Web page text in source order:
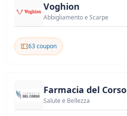
Voghion
Abbigliamento e Scarpe
63 coupon
Farmacia del Corso
Salute e Bellezza